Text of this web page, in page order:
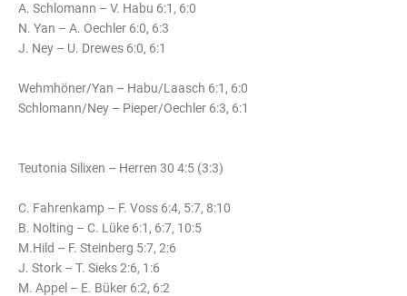
A. Schlomann – V. Habu 6:1, 6:0
N. Yan – A. Oechler 6:0, 6:3
J. Ney – U. Drewes 6:0, 6:1
Wehmhöner/Yan – Habu/Laasch 6:1, 6:0
Schlomann/Ney – Pieper/Oechler 6:3, 6:1
Teutonia Silixen – Herren 30 4:5 (3:3)
C. Fahrenkamp – F. Voss 6:4, 5:7, 8:10
B. Nolting – C. Lüke 6:1, 6:7, 10:5
M.Hild – F. Steinberg 5:7, 2:6
J. Stork – T. Sieks 2:6, 1:6
M. Appel – E. Büker 6:2, 6:2